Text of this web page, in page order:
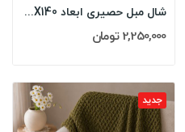
شال مبل حصیری ابعاد 180X140 رنگ: KREM
2,250,000 تومان
جدید